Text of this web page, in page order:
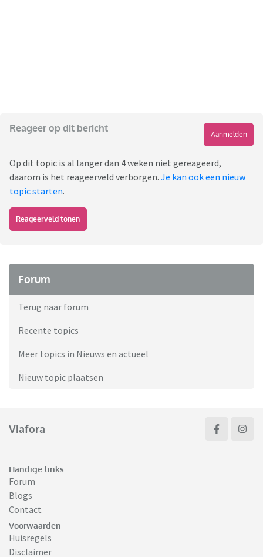
Reageer op dit bericht
Aanmelden
Op dit topic is al langer dan 4 weken niet gereageerd,
daarom is het reageerveld verborgen. Je kan ook een nieuw
topic starten.
Reageerveld tonen
Forum
Terug naar forum
Recente topics
Meer topics in Nieuws en actueel
Nieuw topic plaatsen
Viafora
Handige links
Forum
Blogs
Contact
Voorwaarden
Huisregels
Disclaimer